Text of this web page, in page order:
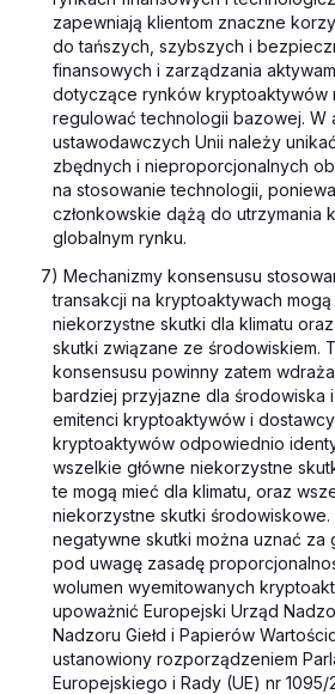
zapewniają klientom znaczne
do tańszych, szybszych i
finansowych i zarządzania
dotyczące rynków kryptoaktywów
regulować technologii bazowej. W
ustawodawczych Unii należy
zbędnych i nieproporcjonalnych
na stosowanie technologii,
członkowskie dążą do utrzymania
globalnym rynku.
7) Mechanizmy konsensusu
transakcji na kryptoaktywach
niekorzystne skutki dla klimatu
skutki związane ze środowiskiem.
konsensusu powinny zatem
bardziej przyjazne dla środowiska
emitenci kryptoaktywów i
kryptoaktywów odpowiednio
wszelkie główne niekorzystne
te mogą mieć dla klimatu, oraz
niekorzystne skutki środowiskowe.
negatywne skutki można uznać za
pod uwagę zasadę
wolumen wyemitowanych
upoważnić Europejski Urząd
Nadzoru Giełd i Papierów
ustanowiony rozporządzeniem
Europejskiego i Rady (UE) nr 1095/